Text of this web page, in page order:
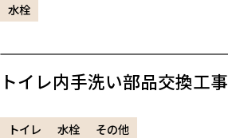
水栓
トイレ内手洗い部品交換工事
トイレ 水栓 その他